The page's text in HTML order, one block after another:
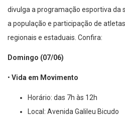
divulga a programação esportiva da
a população e participação de
regionais e estaduais. Confira:
Domingo (07/06)
• Vida em Movimento
Horário: das 7h às 12h
Local: Avenida Galileu Bicudo